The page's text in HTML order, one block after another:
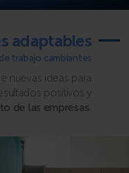
adaptables
trabajo cambiantes
nuevas ideas para
positivos y
de las empresas